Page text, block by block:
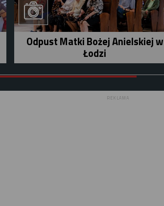
Odpust Matki Bożej Anielskiej w
Łodzi
REKLAMA